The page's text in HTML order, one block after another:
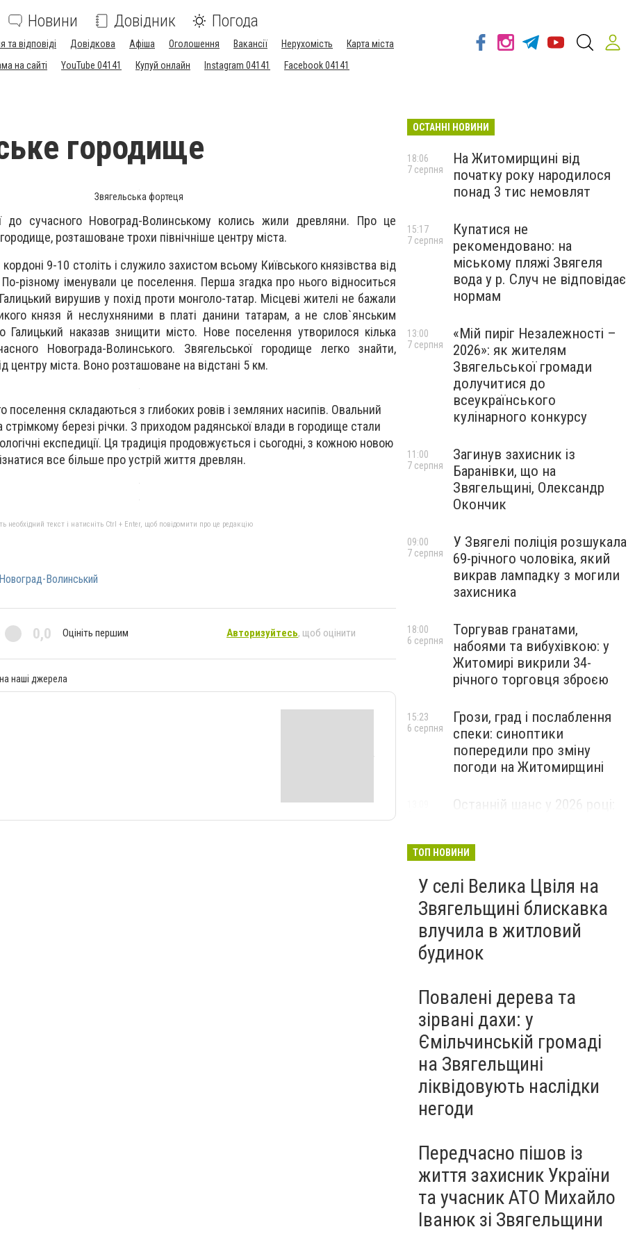
Новини Довідник Погода
та відповіді Довідкова Афіша Оголошення Вакансії Нерухомість
Карта міста
на сайті YouTube 04141 Купуй онлайн Instagram 04141 Facebook 04141
городище
Звягельська фортеця
до сучасного Новоград-Волинському колись жили древляни. Про це
розташоване трохи північніше центру міста.
9-10 століть і служило захистом всьому Київського князівства від
По-різному іменували це поселення. Перша згадка про нього відноситься
вирушив у похід проти монголо-татар. Місцеві жителі не бажали
князя й неслухняними в платі данини татарам, а не слов`янським
Галицький наказав знищити місто. Нове поселення утворилося кілька
Новограда-Волинського. Звягельської городище легко знайти,
центру міста. Воно розташоване на відстані 5 км.
поселення складаються з глибоких ровів і земляних насипів. Овальний
стрімкому березі річки. З приходом радянської влади в городище стали
експедиції. Ця традиція продовжується і сьогодні, з кожною новою
все більше про устрій життя древлян.
необхідний текст і натисніть Ctrl + Enter, щоб повідомити про це редакцію
Волинський
0,0 Оцініть першим Авторизуйтесь, щоб оцінити
наші джерела
ОСТАННІ НОВИНИ
На Житомирщині від
початку року народилося
понад 3 тис немовлят
18:06
7 серпня
Купатися не
рекомендовано: на
міському пляжі Звягеля
вода у р. Случ не відповідає
нормам
15:17
7 серпня
«Мій пиріг Незалежності –
2026»: як жителям
Звягельської громади
долучитися до
всеукраїнського
кулінарного конкурсу
13:00
7 серпня
Загинув захисник із
Баранівки, що на
Звягельщині, Олександр
Окончик
11:00
7 серпня
У Звягелі поліція розшукала
69-річного чоловіка, який
викрав лампадку з могили
захисника
09:00
7 серпня
Торгував гранатами,
набоями та вибухівкою: у
Житомирі викрили 34-
річного торговця зброєю
18:00
6 серпня
Грози, град і послаблення
спеки: синоптики
попередили про зміну
погоди на Житомирщині
15:23
6 серпня
Останній шанс у 2026 році:
майбутніх водійок автобусів
ТОП НОВИНИ
У селі Велика Цвіля на
Звягельщині блискавка
влучила в житловий
будинок
Повалені дерева та
зірвані дахи: у
Ємільчинській громаді
на Звягельщині
ліквідовують наслідки
негоди
Передчасно пішов із
життя захисник України
та учасник АТО Михайло
Іванюк зі Звягельщини